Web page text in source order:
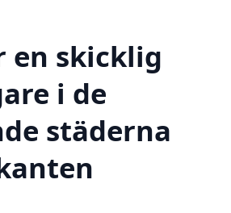
en skicklig
i de
städerna